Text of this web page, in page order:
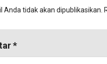
Anda tidak akan dipublikasikan.
*